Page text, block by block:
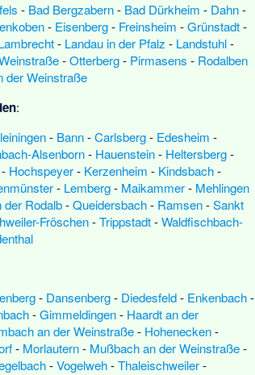
- Bad Bergzabern- Bad Dürkheim - Dahn-
- Eisenberg- Freinsheim -Grünstadt-
- Landau in der Pfalz - Landstuhl-
-Otterberg- Pirmasens - Rodalben
der Weinstraße
:
- Bann-Carlsberg- Edesheim -
Alsenborn- Hauenstein- Heltersberg-
- Hochspeyer- Kerzenheim - Kindsbach-
- Lemberg- Maikammer- Mehlingen
der Rodalb-Queidersbach- Ramsen-Sankt
Fröschen-Trippstadt-Waldfischbach-
- Dansenberg- Diedesfeld- Enkenbach-
-Gimmeldingen- Haardt an der
an der Weinstraße- Hohenecken-
- Morlautern- Mußbach an der Weinstraße-
-Vogelweh-Thaleischweiler-